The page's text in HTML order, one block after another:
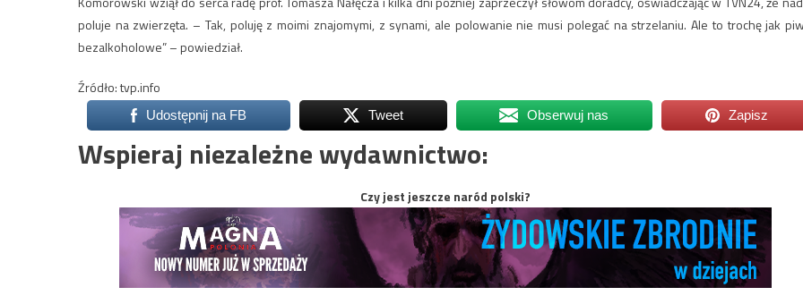
poluje na zwierzęta. – Tak, poluję z moimi znajomymi, z synami, ale polowanie nie musi polegać na strzelaniu. Ale to trochę jak
bezalkoholowe” – powiedział.
Źródło: tvp.info
Udostępnij na FB Tweet Obserwuj nas Zapisz
Wspieraj niezależne wydawnictwo:
Czy jest jeszcze naród polski?